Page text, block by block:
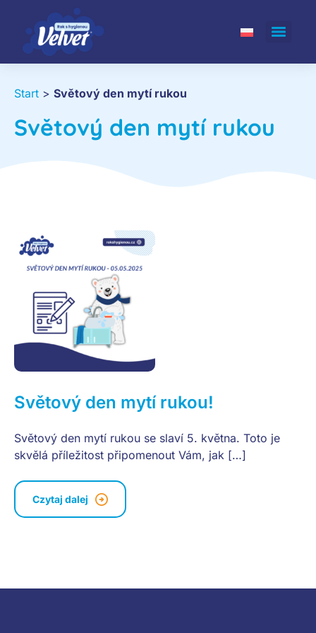
Start > Světový den mytí rukou
Světový den mytí rukou
Světový den mytí rukou!
Světový den mytí rukou se slaví 5. května. Toto je
skvělá příležitost připomenout Vám, jak […]
Czytaj dalej